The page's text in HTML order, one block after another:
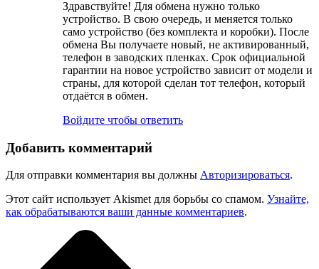
Здравствуйте! Для обмена нужно только
устройство. В свою очередь, и меняется только
само устройство (без комплекта и коробки). После
обмена Вы получаете новый, не активированный,
телефон в заводских пленках. Срок официальной
гарантии на новое устройство зависит от модели и
страны, для которой сделан тот телефон, который
отдаётся в обмен.
Войдите чтобы ответить
Добавить комментарий
Для отправки комментария вы должны Авторизироваться.
Этот сайт использует Akismet для борьбы со спамом. Узнайте,
как обрабатываются ваши данные комментариев.